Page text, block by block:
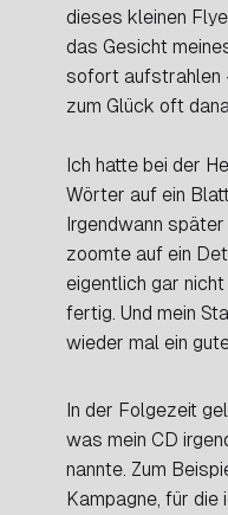
dieses kleinen
das Gesicht
sofort aufstrahlen
zum Glück oft
Ich hatte bei der
Wörter auf ein
Irgendwann
zoomte auf ein
eigentlich gar
fertig. Und mein
wieder mal ein
In der Folgezeit
was mein CD
nannte. Zum
Kampagne, für die